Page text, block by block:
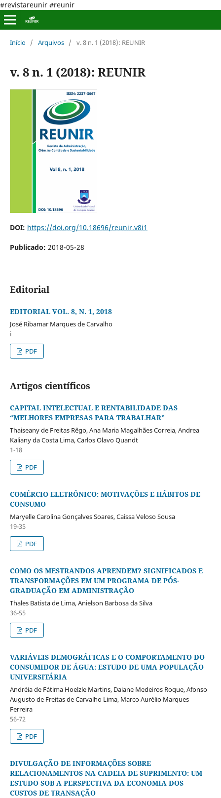
#revistareunir #reunir
Início / Arquivos / v. 8 n. 1 (2018): REUNIR
v. 8 n. 1 (2018): REUNIR
DOI: https://doi.org/10.18696/reunir.v8i1
Publicado: 2018-05-28
Editorial
EDITORIAL VOL. 8, N. 1, 2018
José Ribamar Marques de Carvalho
i
PDF
Artigos científicos
CAPITAL INTELECTUAL E RENTABILIDADE DAS
“MELHORES EMPRESAS PARA TRABALHAR”
Thaiseany de Freitas Rêgo, Ana Maria Magalhães Correia, Andrea
Kaliany da Costa Lima, Carlos Olavo Quandt
1-18
PDF
COMÉRCIO ELETRÔNICO: MOTIVAÇÕES E HÁBITOS DE
CONSUMO
Maryelle Carolina Gonçalves Soares, Caissa Veloso Sousa
19-35
PDF
COMO OS MESTRANDOS APRENDEM? SIGNIFICADOS E
TRANSFORMAÇÕES EM UM PROGRAMA DE PÓS-
GRADUAÇÃO EM ADMINISTRAÇÃO
Thales Batista de Lima, Anielson Barbosa da Silva
36-55
PDF
VARIÁVEIS DEMOGRÁFICAS E O COMPORTAMENTO DO
CONSUMIDOR DE ÁGUA: ESTUDO DE UMA POPULAÇÃO
UNIVERSITÁRIA
Andréia de Fátima Hoelzle Martins, Daiane Medeiros Roque, Afonso
Augusto de Freitas de Carvalho Lima, Marco Aurélio Marques
Ferreira
56-72
PDF
DIVULGAÇÃO DE INFORMAÇÕES SOBRE
RELACIONAMENTOS NA CADEIA DE SUPRIMENTO: UM
ESTUDO SOB A PERSPECTIVA DA ECONOMIA DOS
CUSTOS DE TRANSAÇÃO